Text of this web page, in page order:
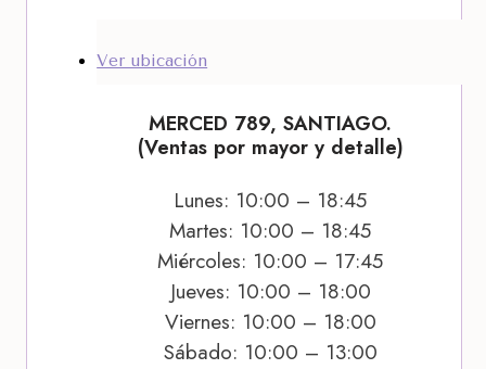
Ver ubicación
MERCED 789, SANTIAGO.
(Ventas por mayor y detalle)
Lunes: 10:00 – 18:45
Martes: 10:00 – 18:45
Miércoles: 10:00 – 17:45
Jueves: 10:00 – 18:00
Viernes: 10:00 – 18:00
Sábado: 10:00 – 13:00